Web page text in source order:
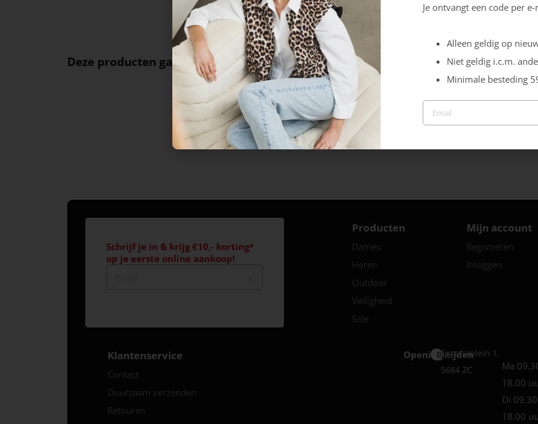
Deze producten ga je leuk vinden
Schrijf je in & krijg €10,- korting*
op je eerste online aankoop!
Producten
Dames
Heren
Outdoor
Veiligheid
Sale
Mijn account
Registreren
Inloggen
Klantenservice
Contact
Duurzaam verzenden
Retouren
Openingstijden
Best
Europaplein 1,
5684 ZC
Ma
18.00
Di
18.00
Je ontvangt een code per
Alleen geldig op
Niet geldig i.c.m.
Minimale besteding